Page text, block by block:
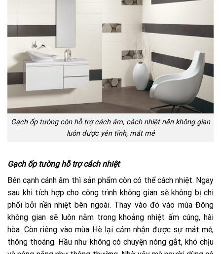
Gạch ốp tường còn hỗ trợ cách âm, cách nhiệt nên không gian
luôn được yên tĩnh, mát mẻ
Gạch ốp tường hỗ trợ cách nhiệt
Bên cạnh cánh âm thì sản phẩm còn có thể cách nhiệt. Ngay
sau khi tích hợp cho công trình không gian sẽ không bị chi
phối bởi nền nhiệt bên ngoài. Thay vào đó vào mùa Đông
không gian sẽ luôn nằm trong khoảng nhiệt ấm cúng, hài
hòa. Còn riêng vào mùa Hè lại cảm nhận được sự mát mẻ,
thông thoáng. Hầu như không có chuyện nóng gắt, khó chịu